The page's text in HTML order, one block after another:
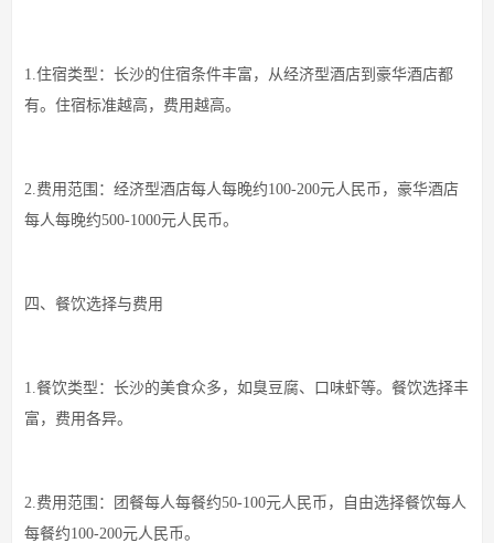
1.住宿类型：长沙的住宿条件丰富，从经济型酒店到豪华酒店都
有。住宿标准越高，费用越高。
2.费用范围：经济型酒店每人每晚约100-200元人民币，豪华酒店
每人每晚约500-1000元人民币。
四、餐饮选择与费用
1.餐饮类型：长沙的美食众多，如臭豆腐、口味虾等。餐饮选择丰
富，费用各异。
2.费用范围：团餐每人每餐约50-100元人民币，自由选择餐饮每人
每餐约100-200元人民币。